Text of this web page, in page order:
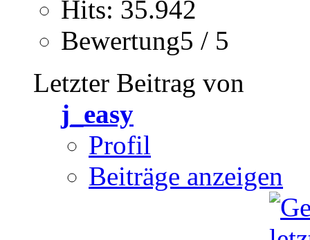
Hits: 35.942
Bewertung5 / 5
Letzter Beitrag von
j_easy
Profil
Beiträge anzeigen